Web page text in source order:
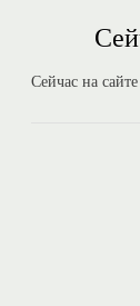
Сейчас на